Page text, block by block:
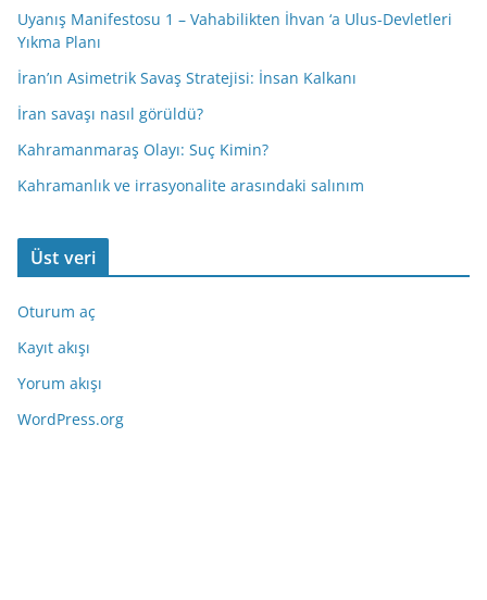
Uyanış Manifestosu 1 – Vahabilikten İhvan ‘a Ulus-Devletleri
Yıkma Planı
İran’ın Asimetrik Savaş Stratejisi: İnsan Kalkanı
İran savaşı nasıl görüldü?
Kahramanmaraş Olayı: Suç Kimin?
Kahramanlık ve irrasyonalite arasındaki salınım
Üst veri
Oturum aç
Kayıt akışı
Yorum akışı
WordPress.org